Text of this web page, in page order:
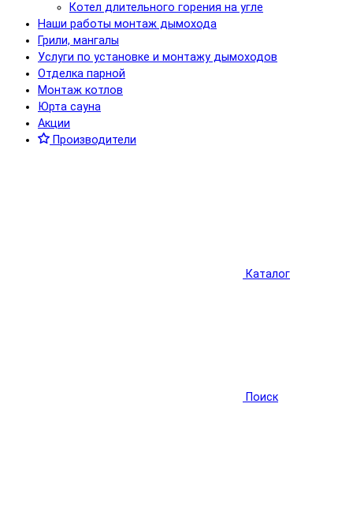
Котел длительного горения на угле
Наши работы монтаж дымохода
Грили, мангалы
Услуги по установке и монтажу дымоходов
Отделка парной
Монтаж котлов
Юрта сауна
Акции
Производители
Каталог
Поиск